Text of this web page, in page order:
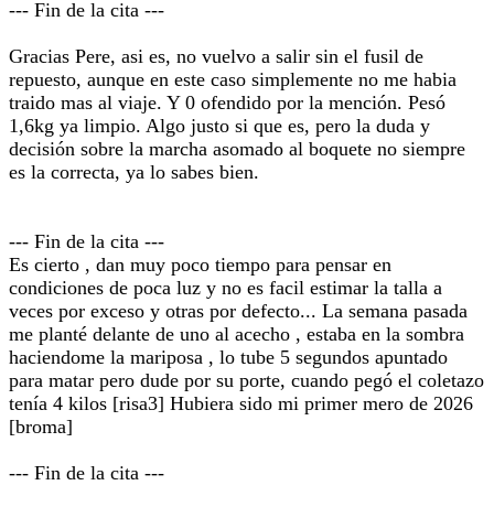
--- Fin de la cita ---
Gracias Pere, asi es, no vuelvo a salir sin el fusil de
repuesto, aunque en este caso simplemente no me habia
traido mas al viaje. Y 0 ofendido por la mención. Pesó
1,6kg ya limpio. Algo justo si que es, pero la duda y
decisión sobre la marcha asomado al boquete no siempre
es la correcta, ya lo sabes bien.
--- Fin de la cita ---
Es cierto , dan muy poco tiempo para pensar en
condiciones de poca luz y no es facil estimar la talla a
veces por exceso y otras por defecto... La semana pasada
me planté delante de uno al acecho , estaba en la sombra
haciendome la mariposa , lo tube 5 segundos apuntado
para matar pero dude por su porte, cuando pegó el coletazo
tenía 4 kilos [risa3] Hubiera sido mi primer mero de 2026
[broma]
--- Fin de la cita ---